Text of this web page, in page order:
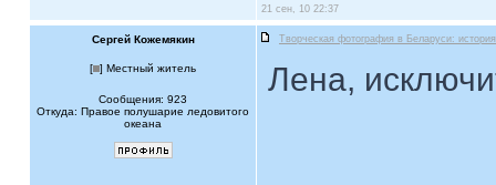
21 сен, 10 22:37
Сергей Кожемякин Творческая фотография в Беларуси:
[ ] Местный житель
Сообщения: 923
Откуда: Правое полушарие ледовитого
океана
Лена,